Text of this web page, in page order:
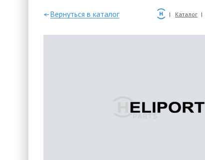
—Вернуться в каталог Каталог